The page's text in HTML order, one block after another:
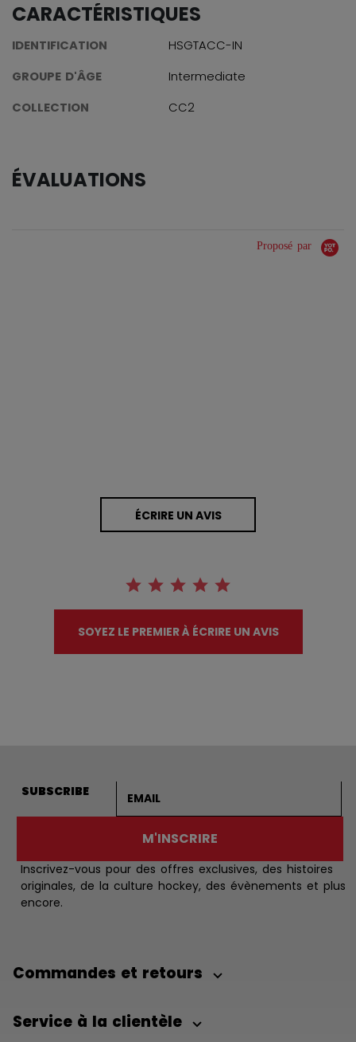
CARACTÉRISTIQUES
IDENTIFICATION
HSGTACC-IN
GROUPE D'ÂGE
Intermediate
COLLECTION
CC2
ÉVALUATIONS
Proposé par
ÉCRIRE UN AVIS
SOYEZ LE PREMIER À ÉCRIRE UN AVIS
SUBSCRIBE
M'INSCRIRE
Inscrivez-vous pour des offres exclusives, des histoires
originales, de la culture hockey, des évènements et plus
encore.
Commandes et retours
Service à la clientèle